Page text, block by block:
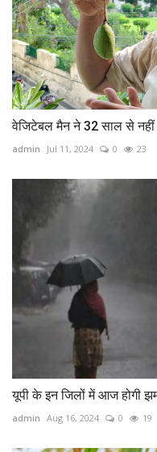
वेजिटेबल मैन ने 32 साल से नहीं
admin Jul 11, 2024 0 23
यूपी के इन जिलों में आज होगी
admin Aug 16, 2024 0 19